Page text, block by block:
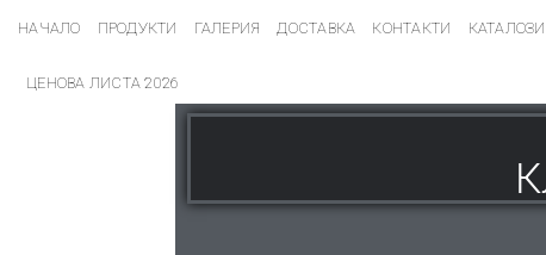
НАЧАЛО ПРОДУКТИ ГАЛЕРИЯ ДОСТАВКА КОНТАКТИ КАТАЛОЗИ
ЦЕНОВА ЛИСТА 2026